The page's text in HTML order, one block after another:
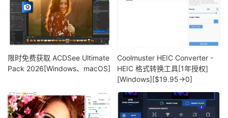
限时免费获取 ACDSee Ultimate
Pack 2026[Windows、macOS]
Coolmuster HEIC Converter -
HEIC 格式转换工具[1年授权]
[Windows][$19.95→0]